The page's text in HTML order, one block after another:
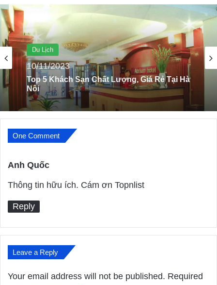
Ăn Uống - Ẩm Thực
30/08/2022
Top Những Thực Phẩm Giúp Các Mẹ Lợi
Sữa Sau Khi Sinh
One Comment
Anh Quốc
a
:
Thông tin hữu ích. Cám ơn Topnlist
Reply
Leave a Reply
Your email address will not be published. Required